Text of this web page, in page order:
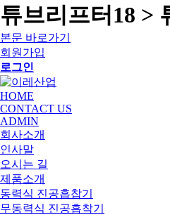
튜브리프터18 >
본문 바로가기
회원가입
로그인
HOME
CONTACT US
ADMIN
회사소개
인사말
오시는 길
제품소개
동력식 진공흡찹기
무동력식 진공흡착기